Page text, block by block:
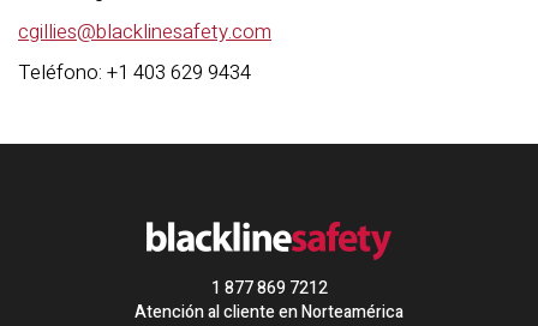
cgillies@blacklinesafety.com
Teléfono: +1 403 629 9434
1 877 869 7212
Atención al cliente en Norteamérica